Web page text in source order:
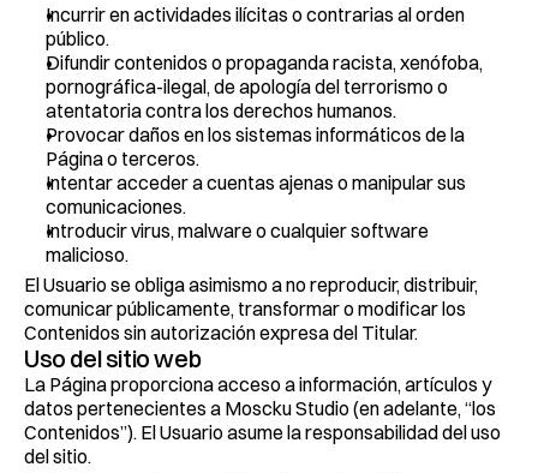
Incurrir en actividades ilícitas o contrarias al orden
público.
Difundir contenidos o propaganda racista, xenófoba,
pornográfica-ilegal, de apología del terrorismo o
atentatoria contra los derechos humanos.
Provocar daños en los sistemas informáticos de la
Página o terceros.
Intentar acceder a cuentas ajenas o manipular sus
comunicaciones.
Introducir virus, malware o cualquier software
malicioso.
El Usuario se obliga asimismo a no reproducir, distribuir,
comunicar públicamente, transformar o modificar los
Contenidos sin autorización expresa del Titular.
Uso del sitio web
La Página proporciona acceso a información, artículos y
datos pertenecientes a Moscku Studio (en adelante, “los
Contenidos”). El Usuario asume la responsabilidad del uso
del sitio.